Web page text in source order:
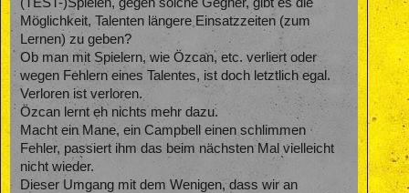
Möglichkeit, Talenten längere Einsatzzeiten (zum
Lernen) zu geben?
Ob man mit Spielern, wie Özcan, etc. verliert oder
wegen Fehlern eines Talentes, ist doch letztlich egal.
Verloren ist verloren.
Özcan lernt eh nichts mehr dazu.
Macht ein Mane, ein Campbell einen schlimmen
Fehler, passiert ihm das beim nächsten Mal vielleicht
nicht wieder.
Dieser Umgang mit dem Wenigen, dass wir an